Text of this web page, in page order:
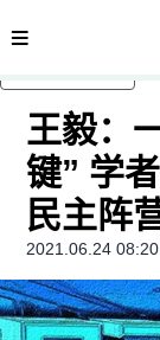
内容分类
王毅：
键” 学
民主阵
2021.06.24